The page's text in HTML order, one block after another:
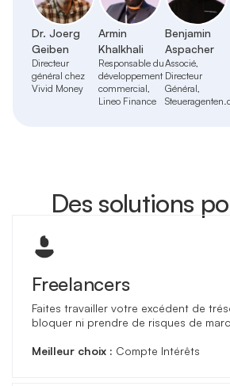
Dr. Joerg
Geiben
Directeur
général chez
Vivid Money
Armin
Khalkhali
Responsable du
développement
commercial,
Lineo Finance
Benjamin
Aspacher
Associé,
Directeur
Général,
Des solutions
Freelancers
Faites travailler votre excédent de
bloquer ni prendre de risques de
Meilleur choix : Compte Intérêts